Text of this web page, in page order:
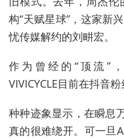
构“天赋星球”，这家新
忧传媒解约的刘畊宏。
作为曾经的“顶流”
VIVICYCLE目前在抖音粉
种种迹象显示，在瞬息
真的很难绕开。可一旦